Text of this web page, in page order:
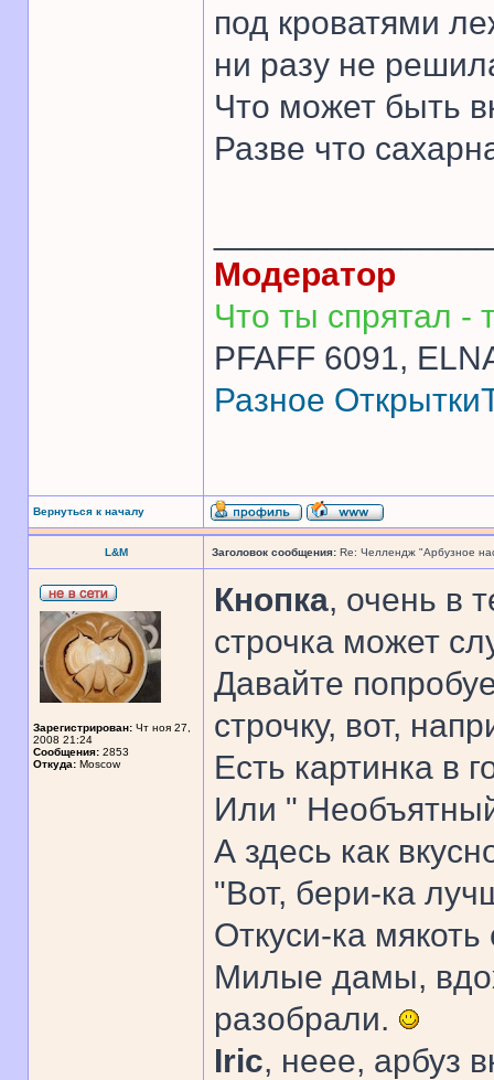
под кроватями
ни разу не
Что может быть
Разве что
Модератор
Что ты спрятал -
PFAFF 6091,
Разное Открытки
Вернуться к началу
L&M Заголовок сообщения: Re: Челлендж "Арбузное
Зарегистрирован: Чт ноя 27,
2008 21:24
Сообщения: 2853
Откуда: Moscow
Кнопка, очень в
строчка может
Давайте
строчку, вот,
Есть картинка в
Или "
А здесь как
"Вот, бери-ка
Откуси-ка мякоть
Милые дамы,
разобрали.
Iric, неее, арбуз